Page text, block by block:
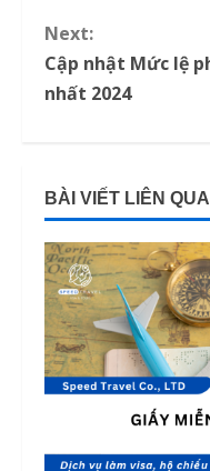
n
t
u
e
R
e
a
d
Next:
Cập nhật Mức lệ
nhất 2024
BÀI VIẾT LIÊN